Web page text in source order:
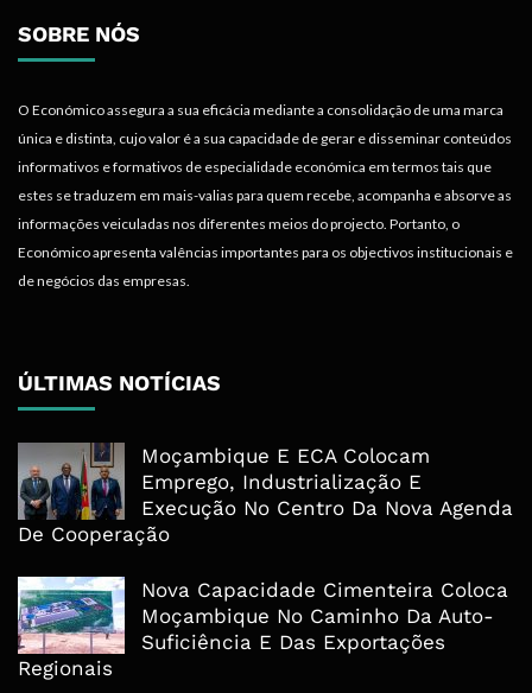
SOBRE NÓS
O Económico assegura a sua eficácia mediante a consolidação de uma marca
única e distinta, cujo valor é a sua capacidade de gerar e disseminar conteúdos
informativos e formativos de especialidade económica em termos tais que
estes se traduzem em mais-valias para quem recebe, acompanha e absorve as
informações veiculadas nos diferentes meios do projecto. Portanto, o
Económico apresenta valências importantes para os objectivos institucionais e
de negócios das empresas.
ÚLTIMAS NOTÍCIAS
Moçambique E ECA Colocam
Emprego, Industrialização E
Execução No Centro Da Nova Agenda
De Cooperação
Nova Capacidade Cimenteira Coloca
Moçambique No Caminho Da Auto-
Suficiência E Das Exportações
Regionais